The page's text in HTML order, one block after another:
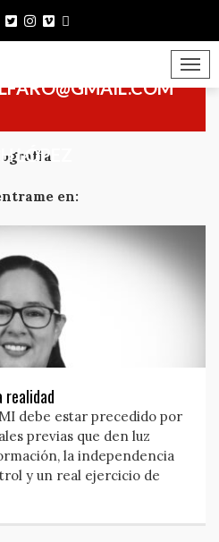
LÓPEZ
en:
realidad
debe estar precedido por
previas que den luz
la independencia
y un real ejercicio de